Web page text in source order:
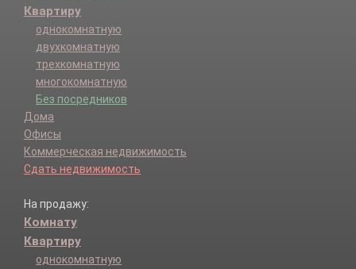
Квартиру
однокомнатную
двухкомнатную
трехкомнатную
многокомнатную
Без посредников
Дома
Офисы
Коммерческая недвижимость
Сдать недвижимость
На продажу:
Комнату
Квартиру
однокомнатную